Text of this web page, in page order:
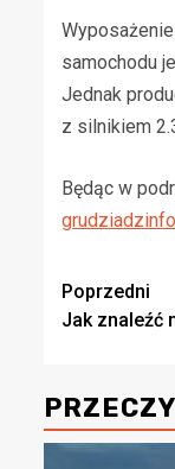
samochodu
Jednak
z silnikiem
Będąc w
Zobacz
wpisy
Poprzedni
Jak znaleźć